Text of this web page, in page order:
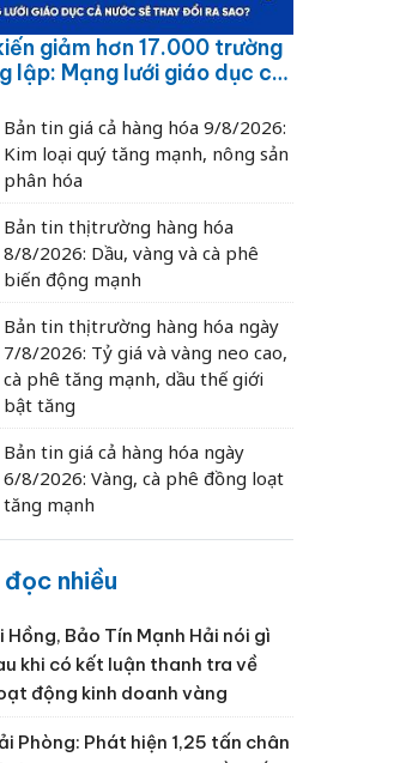
giảm hơn 17.000 trường
lập: Mạng lưới giáo dục cả
Bản tin giá cả hàng hóa 9/8/2026:
Kim loại quý tăng mạnh, nông sản
phân hóa
Bản tin thị trường hàng hóa
8/8/2026: Dầu, vàng và cà phê
biến động mạnh
Bản tin thị trường hàng hóa ngày
7/8/2026: Tỷ giá và vàng neo cao,
cà phê tăng mạnh, dầu thế giới
bật tăng
Bản tin giá cả hàng hóa ngày
6/8/2026: Vàng, cà phê đồng loạt
tăng mạnh
nhiều
Hồng, Bảo Tín Mạnh Hải nói gì
khi có kết luận thanh tra về
động kinh doanh vàng
Phòng: Phát hiện 1,25 tấn chân